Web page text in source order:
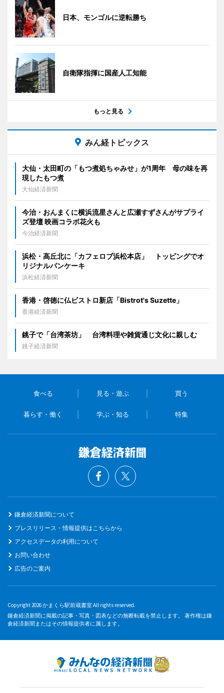
日本、モンゴルに逆転勝ち
自衛隊指揮に国産人工知能
もっと見る
みん経トピックス
大仙・太田町の「もつ煮処ちゃみせ」が1周年 母の味を再
現したもつ煮
大仙経済新聞
今治・おんまくに横浜流星さんと広瀬すずさんがサプライ
ズ登壇 映画コラボ花火も
今治経済新聞
浜松・高丘北に「カフェロブ浜松本店」 トッピングでオ
リジナルパンケーキ
浜松経済新聞
香港・啓徳に仏ビストロ新店「Bistrot's Suzette」
香港経済新聞
銚子で「台湾茶坊」 台湾料理や雑貨通じ文化に親しむ
銚子経済新聞
食べる 見る・遊ぶ 買う
暮らす・働く 学ぶ・知る 特集
鎌倉経済新聞について
プレスリリース・情報提供はこちらから
アクセスデータの利用について
お問い合わせ
広告のご案内
Copyright 2026 かまくら駅前蔵書室 All rights reserved.
鎌倉経済新聞に掲載の記事・写真・図表などの無断転載を禁止します。 著作権は鎌
倉経済新聞またはその情報提供者に属します。